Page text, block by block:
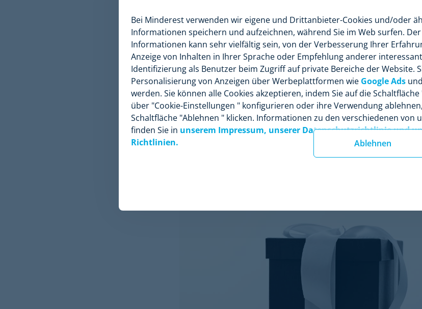
das sowohl mehr Verkehr erzeugen als auch dieendgültige
beschleunigen kann, lässt sich durch eine entsprechende
Zähler, die den Lagerbestand anzeigen,von Produkten
die für die Marke am interessantesten sind. Je schneller der
größer ist die Notwendigkeit für die Kunden, einen Kauf zu
weit verbreitet, insbesondere bei Fluggesellschaften und
Websites.
Starten Sie exklusive Kampagnen. Bei bestimmten
Verbrauchern nur eine begrenzte Anzahl von Einheiten zur
dass nur exklusive Kunden in den Genuss dieser Artikel
dies funktioniert, müssen Sie die Anzahl der Einheiten und
Geben Sie an, wie viele Personen das gleiche Angebot
Bei Minderest verwenden wir eigene und Drittanbieter-Cookies und/oder
Informationen speichern und aufzeichnen, während Sie im Web surfen.
Informationen kann sehr vielfältig sein, von der Verbesserung Ihrer
Anzeige von Inhalten in Ihrer Sprache oder Empfehlung anderer
Identifizierung als Benutzer beim Zugriff auf private Bereiche der Website.
Personalisierung von Anzeigen über Werbeplattformen wie Google Ads
werden. Sie können alle Cookies akzeptieren, indem Sie auf die
über "Cookie-Einstellungen " konfigurieren oder ihre Verwendung
Schaltfläche "Ablehnen " klicken. Informationen zu den verschiedenen von
finden Sie in unserem Impressum, unserer Datenschutzrichtlinie und
Richtlinien.
Ablehnen